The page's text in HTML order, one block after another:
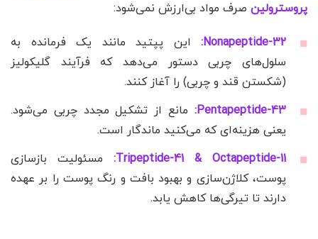
پروسترولین صرف مواد بی‌ارزش نمی‌شود:
Nonapeptide-32:
این پپتید مانند یک فرمانده به
سلول‌های چربی دستور می‌دهد که فرآیند گلیکولیز
(شکستن قند و چربی) را آغاز کنند.
Pentapeptide-43:
مانع از تشکیل مجدد چربی می‌شود.
یعنی هزینه‌ای که می‌کنید ماندگار است.
Tripeptide-41 & Octapeptide-11:
مسئولیت بازسازی
پوست، کلاژن‌سازی و بهبود بافت و رنگ پوست را بر عهده
دارند تا تیرگی‌ها کاهش یابد.